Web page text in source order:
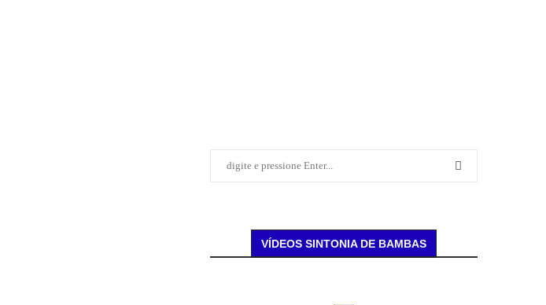
VÍDEOS SINTONIA DE BAMBAS